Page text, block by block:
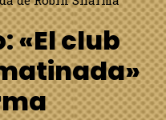
«El club